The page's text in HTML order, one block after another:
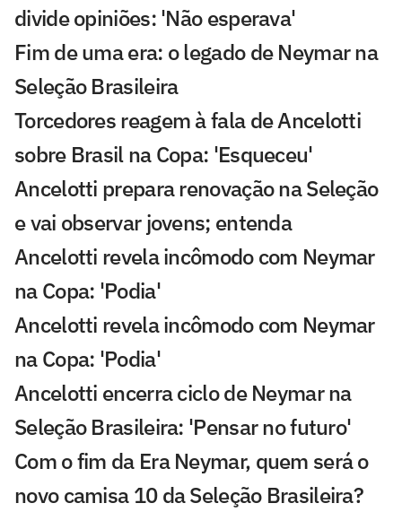
divide opiniões: 'Não esperava'
Fim de uma era: o legado de Neymar na
Seleção Brasileira
Torcedores reagem à fala de Ancelotti
sobre Brasil na Copa: 'Esqueceu'
Ancelotti prepara renovação na Seleção
e vai observar jovens; entenda
Ancelotti revela incômodo com Neymar
na Copa: 'Podia'
Ancelotti revela incômodo com Neymar
na Copa: 'Podia'
Ancelotti encerra ciclo de Neymar na
Seleção Brasileira: 'Pensar no futuro'
Com o fim da Era Neymar, quem será o
novo camisa 10 da Seleção Brasileira?